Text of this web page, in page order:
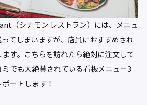
（シナモン レストラン）には、メニュ
てしまいますが、店員におすすめされ
す。こちらを訪れたら絶対に注文して
でも大絶賛されている看板メニュー3
ートします！